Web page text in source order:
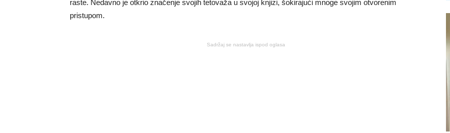
raste. Nedavno je otkrio značenje svojih tetovaža u svojoj knjizi, šokirajući mnoge svojim otvorenim
pristupom.
Sadržaj se nastavlja ispod oglasa